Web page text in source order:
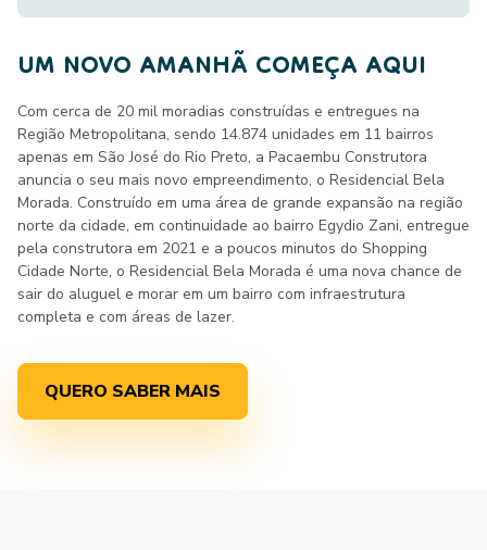
UM NOVO AMANHÃ COMEÇA AQUI
Com cerca de 20 mil moradias construídas e entregues na
Região Metropolitana, sendo 14.874 unidades em 11 bairros
apenas em São José do Rio Preto, a Pacaembu Construtora
anuncia o seu mais novo empreendimento, o Residencial Bela
Morada. Construído em uma área de grande expansão na região
norte da cidade, em continuidade ao bairro Egydio Zani, entregue
pela construtora em 2021 e a poucos minutos do Shopping
Cidade Norte, o Residencial Bela Morada é uma nova chance de
sair do aluguel e morar em um bairro com infraestrutura
completa e com áreas de lazer.
QUERO SABER MAIS